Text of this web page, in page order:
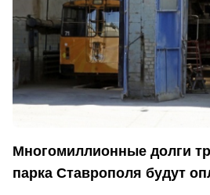
Многомиллионные долги
парка Ставрополя будут